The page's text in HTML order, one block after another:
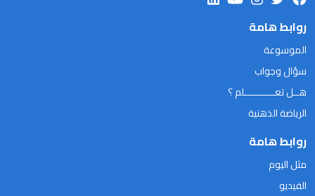
روابط هامة
الموسوعة
سؤال وجواب
هــل تعـــــــــــلم ؟
الرياضة الذهنية
روابط هامة
مثل اليوم
الفيديو